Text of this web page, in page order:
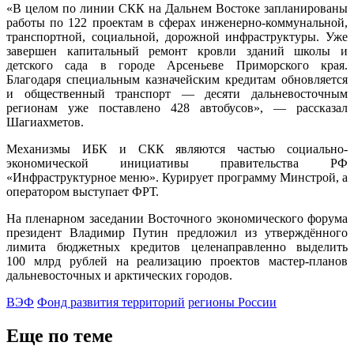
«В целом по линии СКК на Дальнем Востоке запланированы
работы по 122 проектам в сферах инженерно-коммунальной,
транспортной, социальной, дорожной инфраструктуры. Уже
завершен капитальный ремонт кровли зданий школы и
детского сада в городе Арсеньеве Приморского края.
Благодаря специальным казначейским кредитам обновляется
и общественный транспорт — десяти дальневосточным
регионам уже поставлено 428 автобусов», — рассказал
Шагиахметов.
Механизмы ИБК и СКК являются частью социально-
экономической инициативы правительства РФ
«Инфраструктурное меню». Курирует программу Минстрой, а
оператором выступает ФРТ.
На пленарном заседании Восточного экономического форума
президент Владимир Путин предложил из утверждённого
лимита бюджетных кредитов целенаправленно выделить
100 млрд рублей на реализацию проектов мастер-планов
дальневосточных и арктических городов.
ВЭФ Фонд развития территорий регионы России
Еще по теме